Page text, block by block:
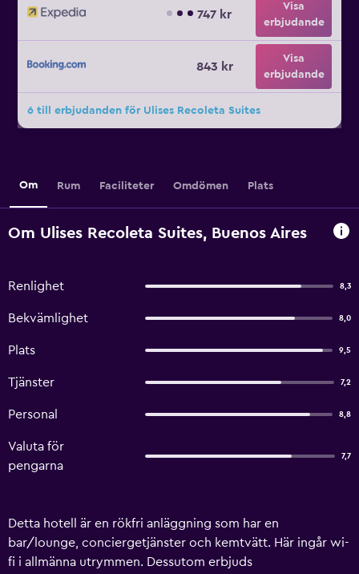
747 kr
Visa
erbjudande
843 kr
Visa
erbjudande
6 till erbjudanden för Ulises Recoleta Suites
Om Rum Faciliteter Omdömen Plats
Om Ulises Recoleta Suites, Buenos Aires
Renlighet 8,3
Bekvämlighet 8,0
Plats 9,5
Tjänster 7,2
Personal 8,8
Valuta för
pengarna
7,7
Detta hotell är en rökfri anläggning som har en
bar/lounge, conciergetjänster och kemtvätt. Här ingår wi-
fi i allmänna utrymmen. Dessutom erbjuds